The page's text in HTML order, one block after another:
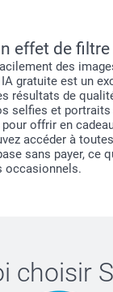
effet de filtre
des
gratuite est un
résultats de
selfies et portraits
offrir en
accéder à
sans payer, ce
occasionnels.
choisir